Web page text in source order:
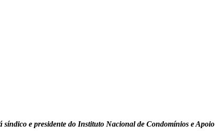
e presidente do Instituto Nacional de Condomínios e Apoio